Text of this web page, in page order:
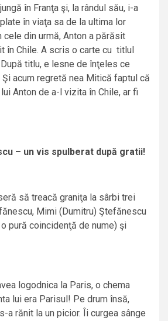
în Franţa şi, la rândul său, i-a
în viaţa sa de la ultima lor
cele din urmă, Anton a părăsit
în Chile. A scris o carte cu titlul
După titlu, e lesne de înţeles ce
acum regretă nea Mitică faptul că
Anton de a-l vizita în Chile, ar fi
– un vis spulberat după gratii!
să treacă graniţa la sârbi trei
Mimi (Dumitru) Ştefănescu
pură coincidenţă de nume) şi
logodnica la Paris, o chema
lui era Parisul! Pe drum însă,
a rănit la un picior. Îi curgea sânge